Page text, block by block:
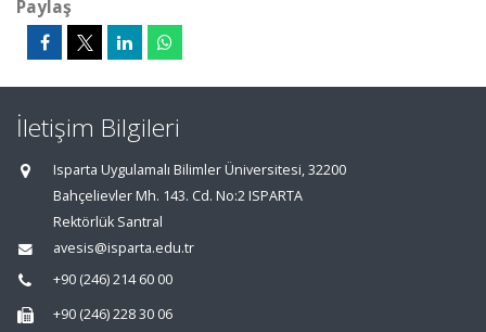
Paylaş
İletişim Bilgileri
Isparta Uygulamalı Bilimler Üniversitesi, 32200
Bahçelievler Mh. 143. Cd. No:2 ISPARTA
Rektörlük Santral
avesis@isparta.edu.tr
+90 (246) 214 60 00
+90 (246) 228 30 06